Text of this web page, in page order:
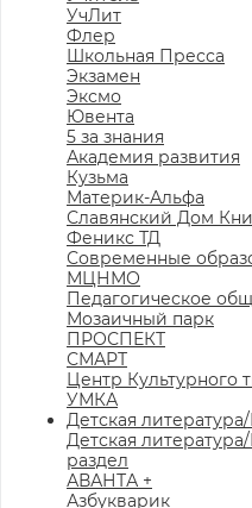
УчЛит
Флер
Школьная Пресса
Экзамен
Эксмо
Ювента
5 за знания
Академия развития
Кузьма
Материк-Альфа
Славянский Дом
Феникс ТД
Современные
МЦНМО
Педагогическое
Мозаичный парк
ПРОСПЕКТ
СМАРТ
Центр Культурного
УМКА
Детская
Детская
раздел
АВАНТА +
Азбукварик